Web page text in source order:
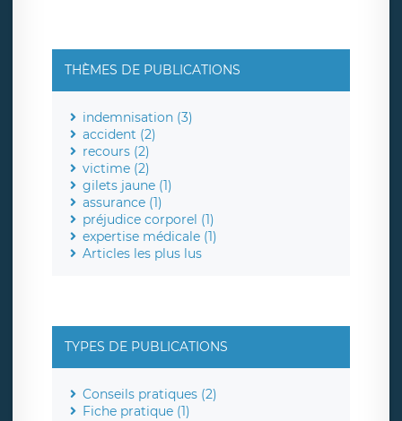
THÈMES DE PUBLICATIONS
indemnisation (3)
accident (2)
recours (2)
victime (2)
gilets jaune (1)
assurance (1)
préjudice corporel (1)
expertise médicale (1)
Articles les plus lus
TYPES DE PUBLICATIONS
Conseils pratiques (2)
Fiche pratique (1)